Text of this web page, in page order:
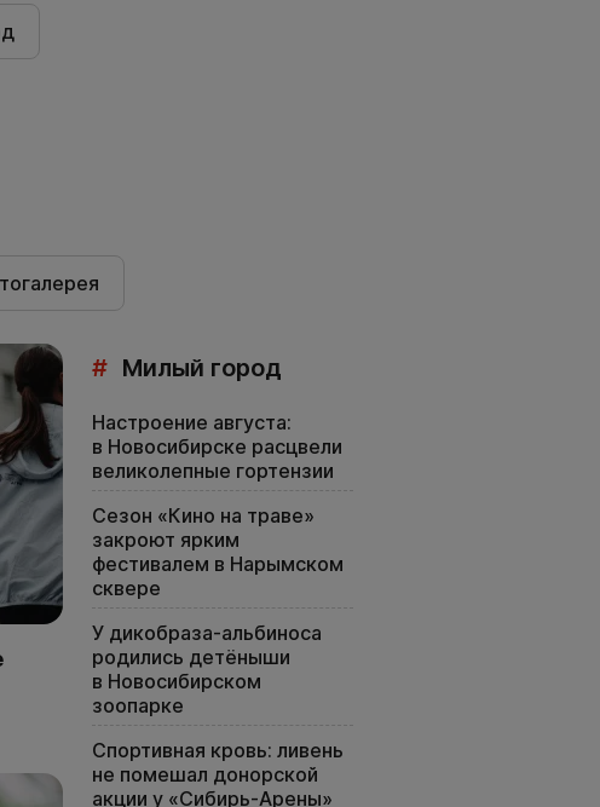
# Милый город
Настроение августа:
в Новосибирске расцвели
великолепные гортензии
Сезон «Кино на траве»
закроют ярким
фестивалем в Нарымском
сквере
У дикобраза-альбиноса
родились детёныши
в Новосибирском
зоопарке
Спортивная кровь: ливень
не помешал донорской
акции у «Сибирь-Арены»